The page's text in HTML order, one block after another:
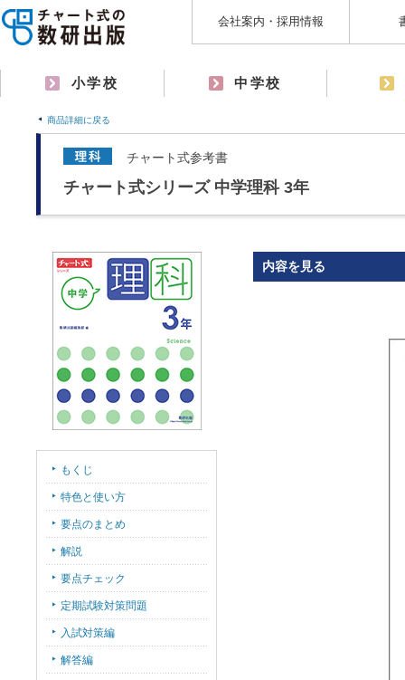
会社案内・採用情報
小学校 中学校
商品詳細に戻る
チャート式参考書
チャート式シリーズ 中学理科 3年
内容を見る
もくじ
特色と使い方
要点のまとめ
解説
要点チェック
定期試験対策問題
入試対策編
解答編